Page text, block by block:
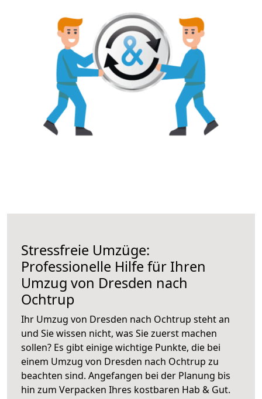
Stressfreie Umzüge:
Professionelle Hilfe für Ihren
Umzug von Dresden nach
Ochtrup
Ihr Umzug von Dresden nach Ochtrup steht an
und Sie wissen nicht, was Sie zuerst machen
sollen? Es gibt einige wichtige Punkte, die bei
einem Umzug von Dresden nach Ochtrup zu
beachten sind. Angefangen bei der Planung bis
hin zum Verpacken Ihres kostbaren Hab & Gut.